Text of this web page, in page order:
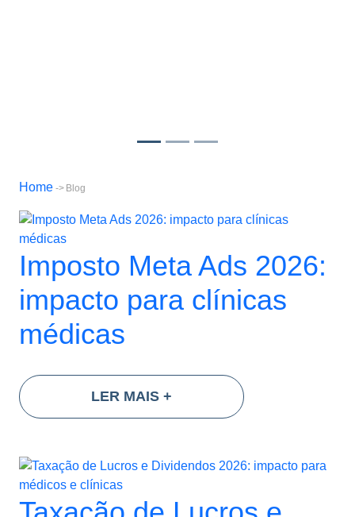
Home-> Blog
Imposto Meta Ads 2026:
impacto para clínicas
médicas
LER MAIS +